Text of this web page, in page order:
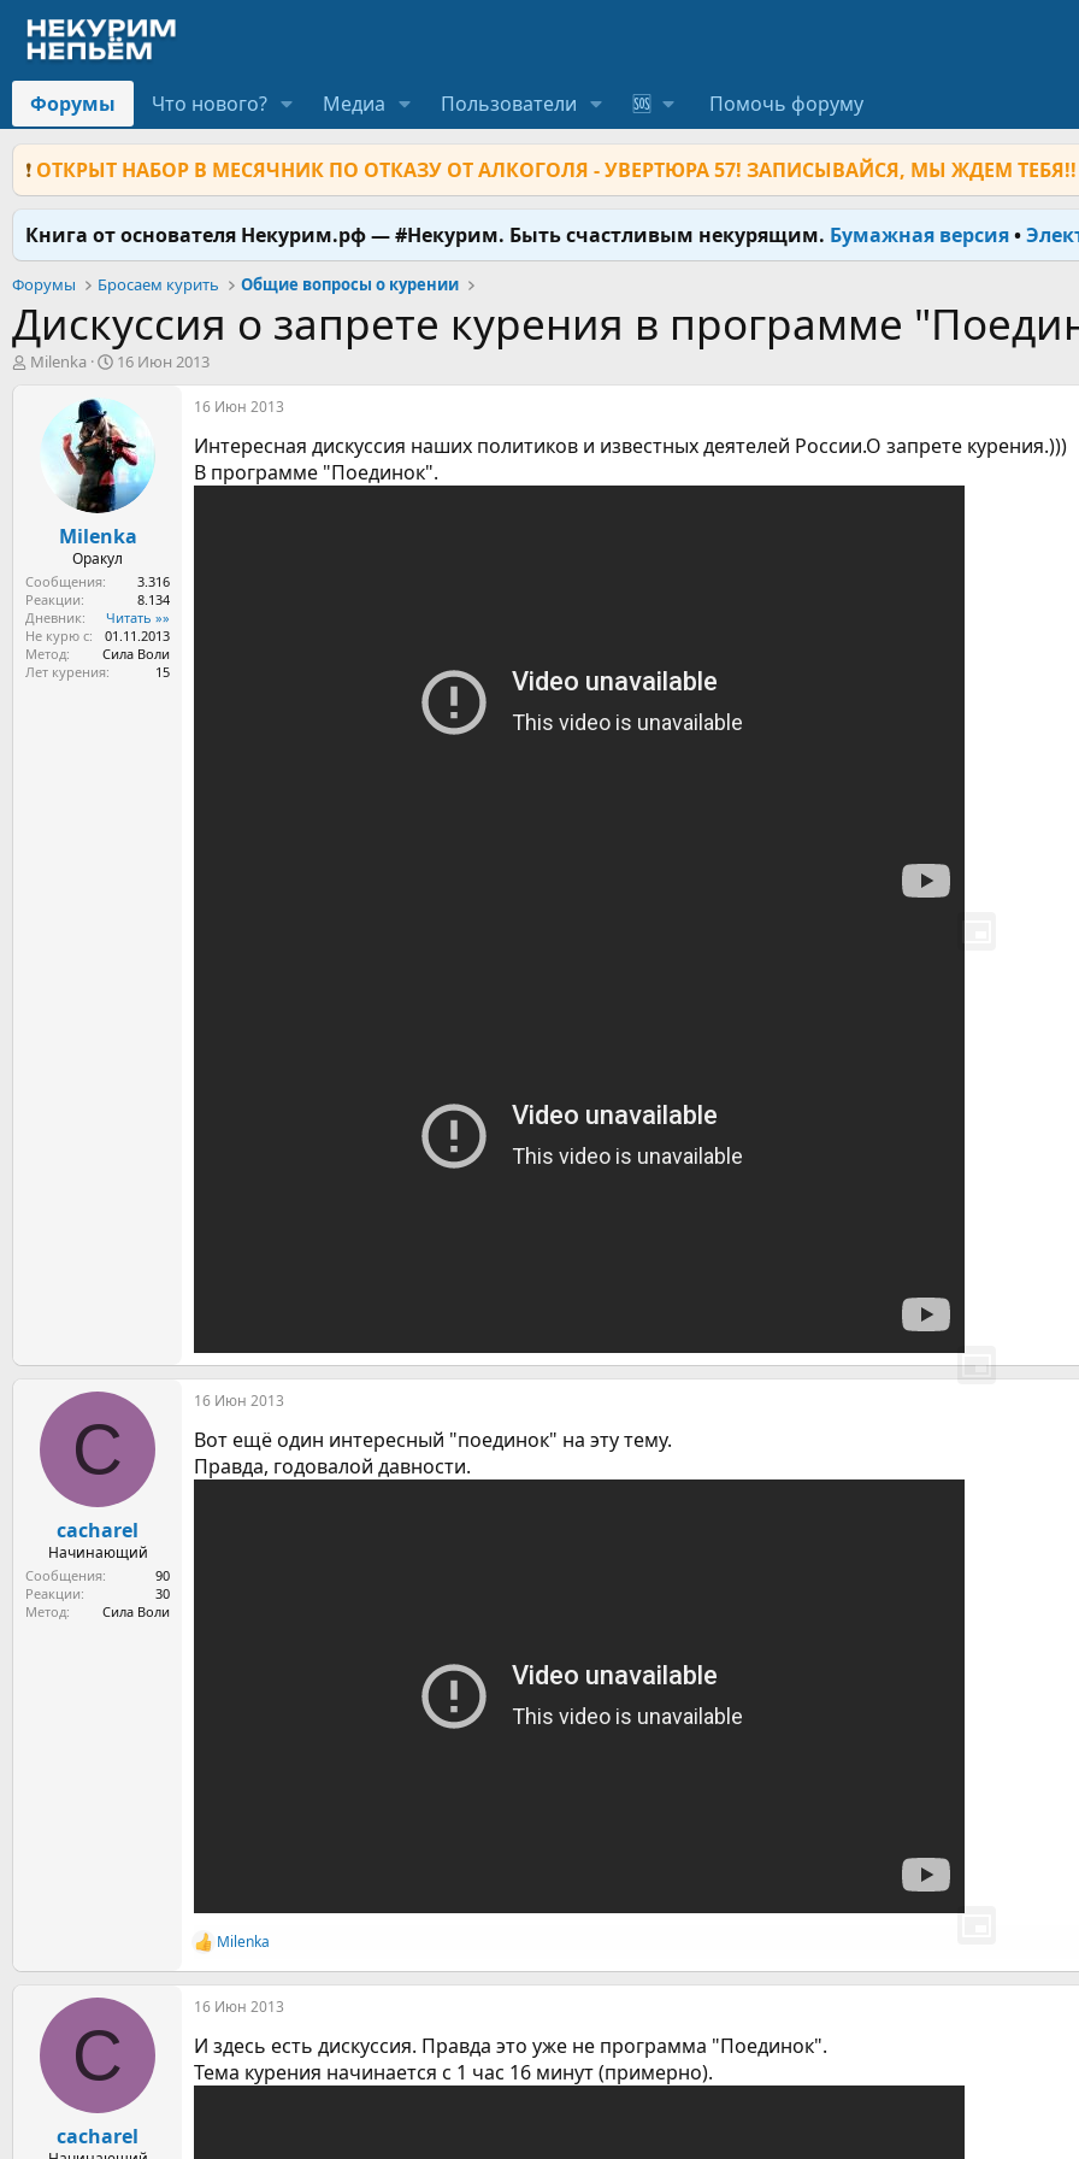
Форумы Что нового? Медиа Пользователи 🆘 Помочь форуму
❗ ОТКРЫТ НАБОР В МЕСЯЧНИК ПО ОТКАЗУ ОТ АЛКОГОЛЯ - УВЕРТЮРА 57! ЗАПИСЫВАЙСЯ, МЫ ЖДЕМ ТЕБЯ!!
Книга от основателя Некурим.рф — #Некурим. Быть счастливым некурящим. Бумажная версия•
Форумы Бросаем курить Общие вопросы о курении
Дискуссия о запрете курения в программе
А
Milenka
Д
т
а
н
а
ч
а
л
а
16 Июн 2013
Milenka
Оракул
Сообщения
3.316
Реакции
8.134
Дневник
Читать »»
Не курю с
01.11.2013
Метод
Сила Воли
Лет курения
15
16 Июн 2013
Интересная дискуссия наших политиков и известных деятелей России.О запрете курения.)))
В программе "Поединок".
C
cacharel
Начинающий
Сообщения
90
Реакции
30
Метод
Сила Воли
16 Июн 2013
Вот ещё один интересный "поединок" на эту тему.
Правда, годовалой давности.
Р
е
а
к
и
и
:
Milenka
C
cacharel
16 Июн 2013
И здесь есть дискуссия. Правда это уже не программа "Поединок".
Тема курения начинается с 1 час 16 минут (примерно).